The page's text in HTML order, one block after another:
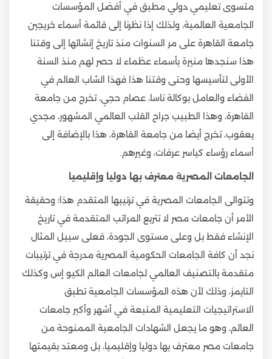
متسوى تعليمي دولي مطبق في أفضل المؤسسات
الجامعية العالمية، ولذلك إذا نظرنا إلى قائمة أسماء خريجين
جامعة القاهرة على مر السنوات منذ تاريخ إنشائها إلى وقتنا
هذا سنجدها منيرة بأسماء عظماء لا حصر لهم منذ السنة
الأولى لتأسيسها وحتى وقتنا هذا فهذا الشاب العالم في
الفضاء والعامل بوكالة ناسا، عصام حجي، تخرج من جامعة
القاهرة، وهذا الطبيب جراح القلب العالمي المشهور، مجدي
يعقوب، تخرج أيضا من جامعة القاهرة، هذا بالإضافة إلى
أسماء رؤساء كياسر عرفات، وغيرهم.
الجامعات المصرية معترف بها دوليا وإقليميا
وتتوالى الجامعات المصرية في ترتيبها المتقدم هذا؛ وحقيقة
الأمر أن جامعات مصر لا تتربع المراتب المتقدمة في تاريخ
الإنشاء فقط بل وعلى مستوى الجودة، فعلى سبيل المثال
نجد أن كافة الجامعات الحكومية المصرية مدرجة في ترتيبات
متقدمة بالتصنيف العالمي لجامعات العالم الكيو إس وكذلك
التايمز، وذلك لأن هذه المؤسسات الجامعية تطبق
الاستراتيجيات التعليمية المتبعة في أشهر وأكبر جامعات
العالم، وهو ما يجعل الشهادات الجامعية الممنوحة من
جامعات مصر معترف بها دوليا وإقليميا، بل ومعتد بقيمتها